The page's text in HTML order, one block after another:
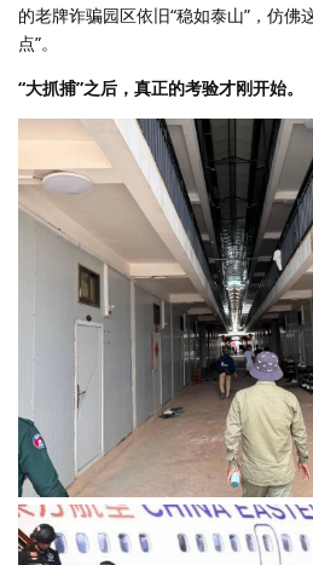
的老牌诈骗园区依旧“稳如泰山”，仿佛
点”。
“大抓捕”之后，真正的考验才刚开始。